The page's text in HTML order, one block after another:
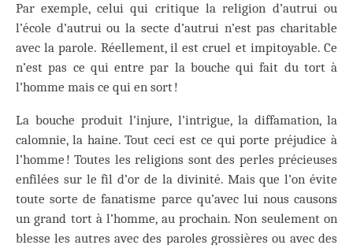
Par exemple, celui qui critique la religion d’autrui ou
l’école d’autrui ou la secte d’autrui n’est pas charitable
avec la parole. Réellement, il est cruel et impitoyable. Ce
n’est pas ce qui entre par la bouche qui fait du tort à
l’homme mais ce qui en sort !
La bouche produit l’injure, l’intrigue, la diffamation, la
calomnie, la haine. Tout ceci est ce qui porte préjudice à
l’homme ! Toutes les religions sont des perles précieuses
enfilées sur le fil d’or de la divinité. Mais que l’on évite
toute sorte de fanatisme parce qu’avec lui nous causons
un grand tort à l’homme, au prochain. Non seulement on
blesse les autres avec des paroles grossières ou avec des